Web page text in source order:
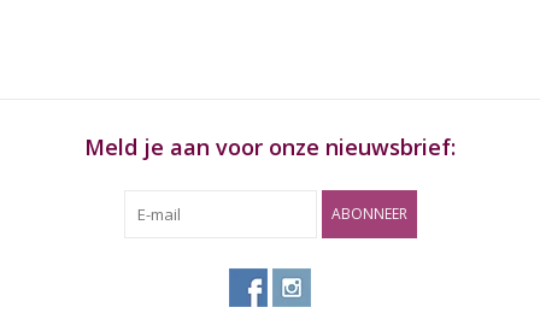
Meld je aan voor onze nieuwsbrief:
ABONNEER